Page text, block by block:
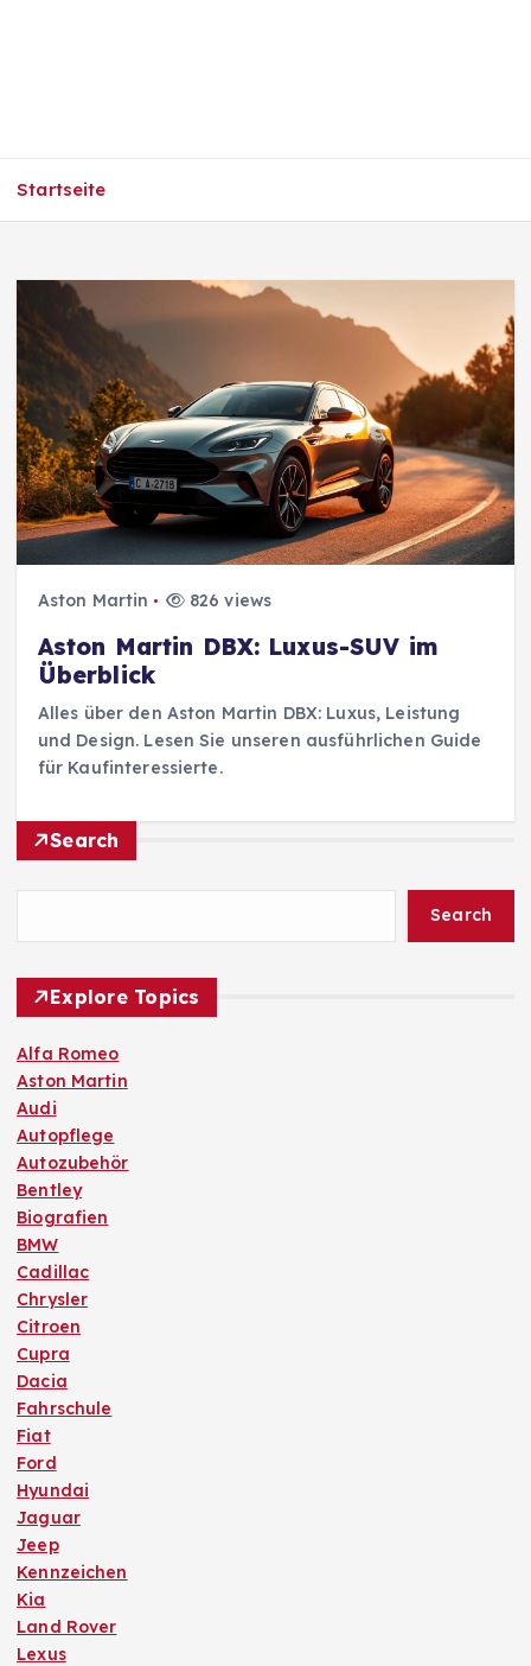
Startseite
Aston Martin 826 views
Aston Martin DBX: Luxus-SUV im
Überblick
Alles über den Aston Martin DBX: Luxus, Leistung
und Design. Lesen Sie unseren ausführlichen Guide
für Kaufinteressierte.
Search
Search
Explore Topics
Alfa Romeo
Aston Martin
Audi
Autopflege
Autozubehör
Bentley
Biografien
BMW
Cadillac
Chrysler
Citroen
Cupra
Dacia
Fahrschule
Fiat
Ford
Hyundai
Jaguar
Jeep
Kennzeichen
Kia
Land Rover
Lexus